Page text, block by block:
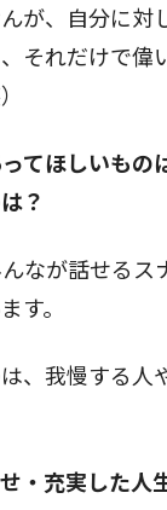
が、自分に対
それだけで偉
ってほしいも
？
なが話せるス
す。
、我慢する人
せ・充実した人